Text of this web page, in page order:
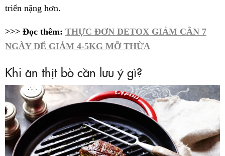
triển nặng hơn.
>>> Đọc thêm: THỰC ĐƠN DETOX GIẢM CÂN 7
NGÀY ĐỂ GIẢM 4-5KG MỠ THỪA
Khi ăn thịt bò cần lưu ý gì?